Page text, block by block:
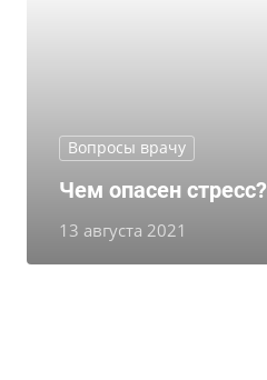
Вопросы врачу
13 августа 2021
Чем опасен стресс?